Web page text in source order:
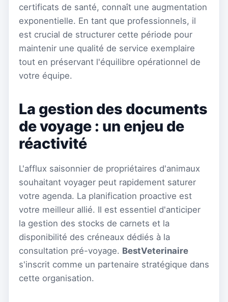
certificats de santé, connaît une augmentation
exponentielle. En tant que professionnels, il
est crucial de structurer cette période pour
maintenir une qualité de service exemplaire
tout en préservant l'équilibre opérationnel de
votre équipe.
La gestion des documents
de voyage : un enjeu de
réactivité
L'afflux saisonnier de propriétaires d'animaux
souhaitant voyager peut rapidement saturer
votre agenda. La planification proactive est
votre meilleur allié. Il est essentiel d'anticiper
la gestion des stocks de carnets et la
disponibilité des créneaux dédiés à la
consultation pré-voyage. BestVeterinaire
s'inscrit comme un partenaire stratégique dans
cette organisation.